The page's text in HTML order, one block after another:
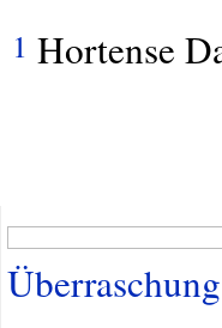
1 Hortense
Überraschung